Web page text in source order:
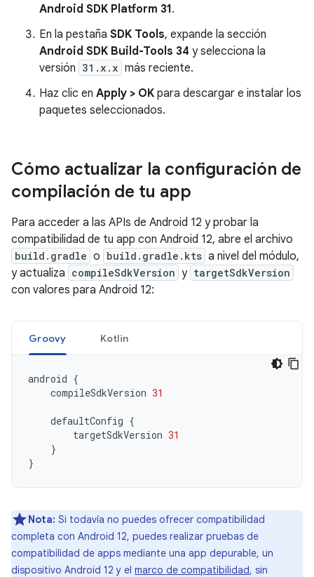
Android SDK Platform 31.
En la pestaña SDK Tools, expande la sección
Android SDK Build-Tools 34 y selecciona la
versión 31.x.x más reciente.
Haz clic en Apply > OK para descargar e instalar los
paquetes seleccionados.
Cómo actualizar la configuración de
compilación de tu app
Para acceder a las APIs de Android 12 y probar la
compatibilidad de tu app con Android 12, abre el archivo
build.gradle o build.gradle.kts a nivel del módulo,
y actualiza compileSdkVersion y targetSdkVersion
con valores para Android 12:
Groovy Kotlin
android {
compileSdkVersion 31
defaultConfig {
targetSdkVersion 31
}
}
Nota: Si todavía no puedes ofrecer compatibilidad
completa con Android 12, puedes realizar pruebas de
compatibilidad de apps mediante una app depurable, un
dispositivo Android 12 y el marco de compatibilidad, sin